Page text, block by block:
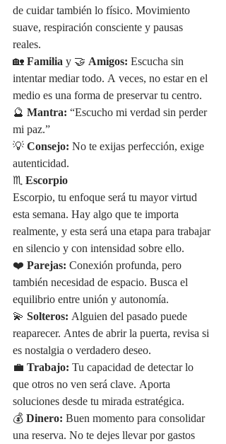
de cuidar también lo físico. Movimiento
suave, respiración consciente y pausas
reales.
🏡 Familia y 🤝 Amigos: Escucha sin
intentar mediar todo. A veces, no estar en el
medio es una forma de preservar tu centro.
🔮 Mantra: “Escucho mi verdad sin perder
mi paz.”
💡 Consejo: No te exijas perfección, exige
autenticidad.
♏ Escorpio
Escorpio, tu enfoque será tu mayor virtud
esta semana. Hay algo que te importa
realmente, y esta será una etapa para trabajar
en silencio y con intensidad sobre ello.
❤️ Parejas: Conexión profunda, pero
también necesidad de espacio. Busca el
equilibrio entre unión y autonomía.
💫 Solteros: Alguien del pasado puede
reaparecer. Antes de abrir la puerta, revisa si
es nostalgia o verdadero deseo.
💼 Trabajo: Tu capacidad de detectar lo
que otros no ven será clave. Aporta
soluciones desde tu mirada estratégica.
💰 Dinero: Buen momento para consolidar
una reserva. No te dejes llevar por gastos